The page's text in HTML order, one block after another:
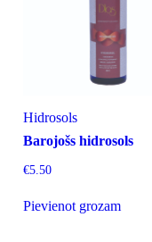
Hidrosols
Barojošs hidrosols
€5.50
Pievienot grozam